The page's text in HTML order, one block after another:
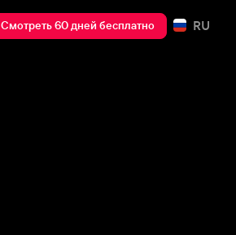
Смотреть 60 дней бесплатно RU